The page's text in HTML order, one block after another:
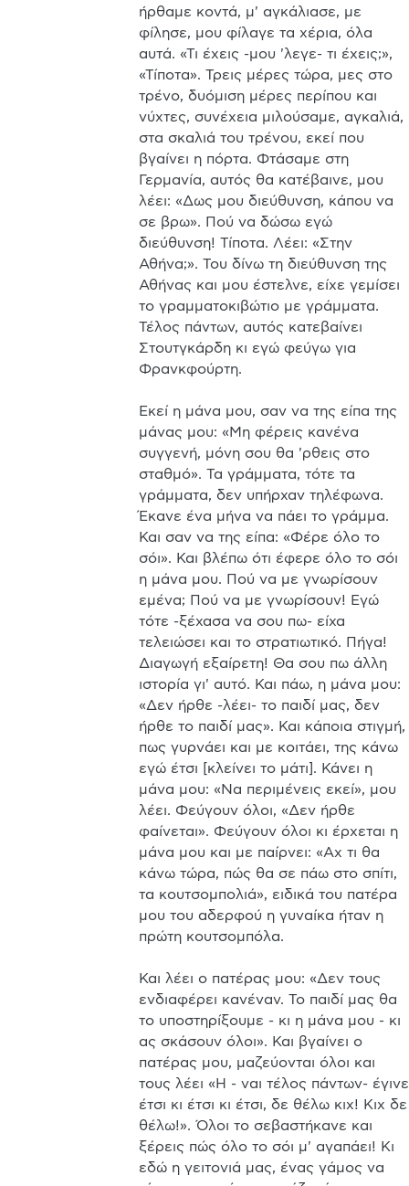
ήρθαμε κοντά, μ' αγκάλιασε, με
φίλησε, μου φίλαγε τα χέρια, όλα
αυτά. «Τι έχεις -μου 'λεγε- τι έχεις;»,
«Τίποτα». Τρεις μέρες τώρα, μες στο
τρένο, δυόμιση μέρες περίπου και
νύχτες, συνέχεια μιλούσαμε, αγκαλιά,
στα σκαλιά του τρένου, εκεί που
βγαίνει η πόρτα. Φτάσαμε στη
Γερμανία, αυτός θα κατέβαινε, μου
λέει: «Δως μου διεύθυνση, κάπου να
σε βρω». Πού να δώσω εγώ
διεύθυνση! Τίποτα. Λέει: «Στην
Αθήνα;». Του δίνω τη διεύθυνση της
Αθήνας και μου έστελνε, είχε γεμίσει
το γραμματοκιβώτιο με γράμματα.
Τέλος πάντων, αυτός κατεβαίνει
Στουτγκάρδη κι εγώ φεύγω για
Φρανκφούρτη.
Εκεί η μάνα μου, σαν να της είπα της
μάνας μου: «Μη φέρεις κανένα
συγγενή, μόνη σου θα 'ρθεις στο
σταθμό». Τα γράμματα, τότε τα
γράμματα, δεν υπήρχαν τηλέφωνα.
Έκανε ένα μήνα να πάει το γράμμα.
Και σαν να της είπα: «Φέρε όλο το
σόι». Και βλέπω ότι έφερε όλο το σόι
η μάνα μου. Πού να με γνωρίσουν
εμένα; Πού να με γνωρίσουν! Εγώ
τότε -ξέχασα να σου πω- είχα
τελειώσει και το στρατιωτικό. Πήγα!
Διαγωγή εξαίρετη! Θα σου πω άλλη
ιστορία γι' αυτό. Και πάω, η μάνα μου:
«Δεν ήρθε -λέει- το παιδί μας, δεν
ήρθε το παιδί μας». Και κάποια στιγμή,
πως γυρνάει και με κοιτάει, της κάνω
εγώ έτσι [κλείνει το μάτι]. Κάνει η
μάνα μου: «Να περιμένεις εκεί», μου
λέει. Φεύγουν όλοι, «Δεν ήρθε
φαίνεται». Φεύγουν όλοι κι έρχεται η
μάνα μου και με παίρνει: «Αχ τι θα
κάνω τώρα, πώς θα σε πάω στο σπίτι,
τα κουτσομπολιά», ειδικά του πατέρα
μου του αδερφού η γυναίκα ήταν η
πρώτη κουτσομπόλα.
Και λέει ο πατέρας μου: «Δεν τους
ενδιαφέρει κανέναν. Το παιδί μας θα
το υποστηρίξουμε - κι η μάνα μου - κι
ας σκάσουν όλοι». Και βγαίνει ο
πατέρας μου, μαζεύονται όλοι και
τους λέει «Η - ναι τέλος πάντων- έγινε
έτσι κι έτσι κι έτσι, δε θέλω κιχ! Κιχ δε
θέλω!». Όλοι το σεβαστήκανε και
ξέρεις πώς όλο το σόι μ' αγαπάει! Κι
εδώ η γειτονιά μας, ένας γάμος να